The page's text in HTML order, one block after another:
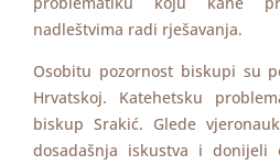
nadleštvima radi rješavanja.
Osobitu pozornost biskupi su
Hrvatskoj. Katehetsku
biskup Srakić. Glede
dosadašnja iskustva i donijeli